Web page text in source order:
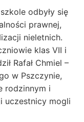
odbyły się
prawnej,
nieletnich.
klas VII i
Rafał Chmiel –
w Pszczynie,
rodzinnym i
uczestnicy mogli